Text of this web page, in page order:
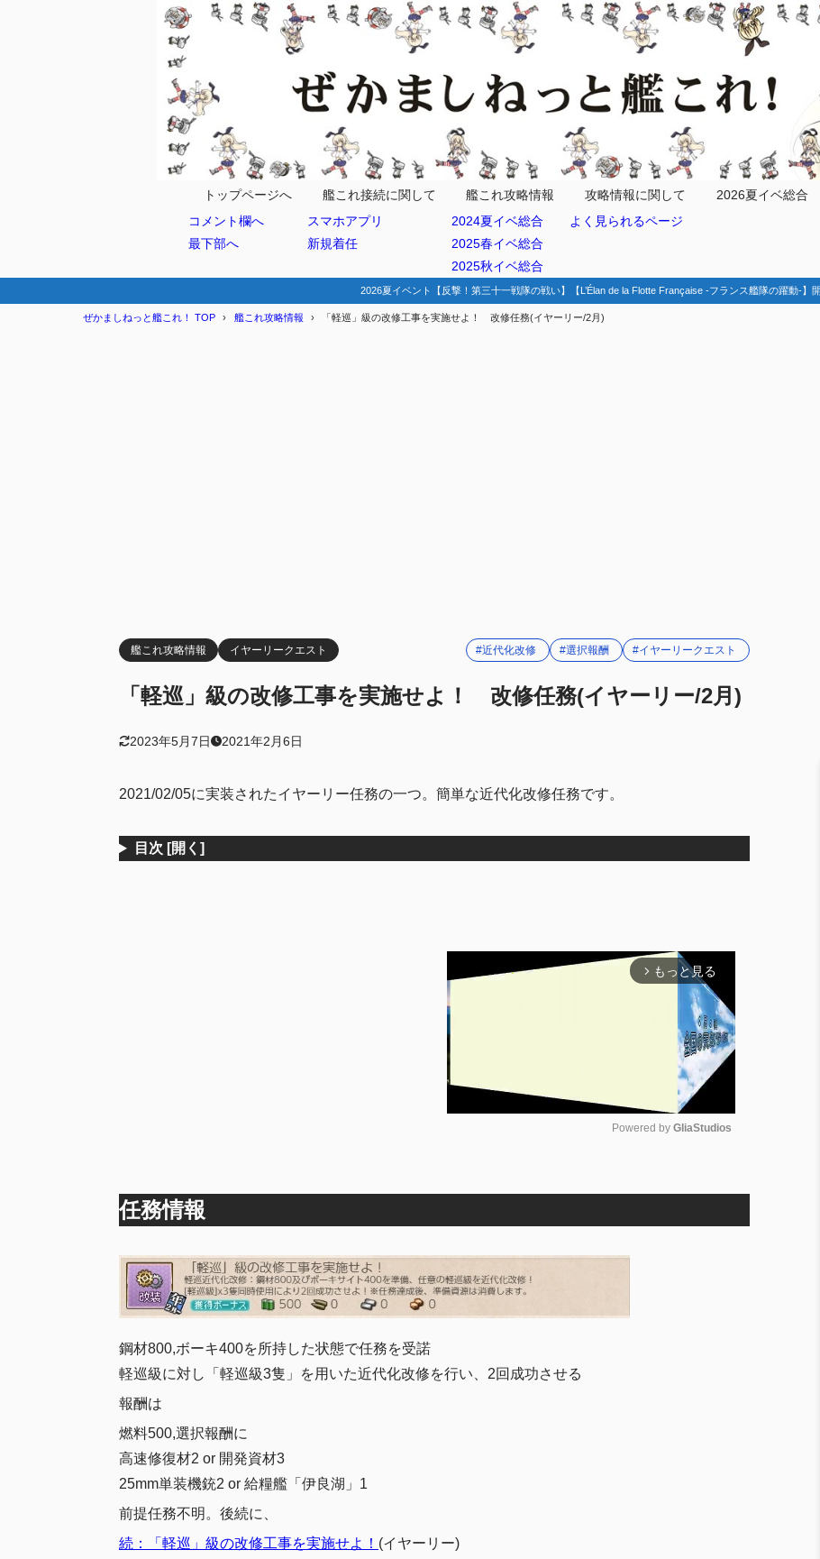
トップページへ
コメント欄へ
最下部へ
艦これ接続に関して
スマホアプリ
新規着任
艦これ攻略情報
2024夏イベ総合
2025春イベ総合
2025秋イベ総合
攻略情報に関して
よく見られるページ
2026夏イベ総合
2026夏イベント【反撃！第三十一戦隊の戦い】【L’Élan de la Flotte Française -フランス艦隊の躍動-】開
ぜかましねっと艦これ！ TOP 艦これ攻略情報 「軽巡」級の改修工事を実施せよ！ 改修任務(イヤーリー/2月)
艦これ攻略情報 イヤーリークエスト #近代化改修 #選択報酬 #イヤーリークエスト
「軽巡」級の改修工事を実施せよ！ 改修任務(イヤーリー/2月)
2023年5月7日 2021年2月6日
2021/02/05に実装されたイヤーリー任務の一つ。簡単な近代化改修任務です。
目次 [開く]
arrow_forward_ios もっと見る
t
Powered by GliaStudios
任務情報
鋼材800,ボーキ400を所持した状態で任務を受諾
軽巡級に対し「軽巡級3隻」を用いた近代化改修を行い、2回成功させる
報酬は
燃料500,選択報酬に
高速修復材2 or 開発資材3
25mm単装機銃2 or 給糧艦「伊良湖」1
前提任務不明。後続に、
続：「軽巡」級の改修工事を実施せよ！ (イヤーリー)
任務情報
1.1 年間型任務とは？
クリア例
3 まとめ